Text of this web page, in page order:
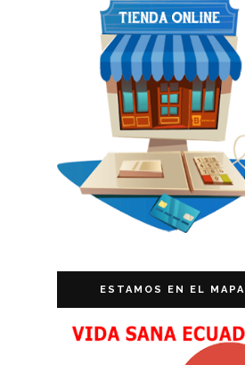
ESTAMOS EN EL MAPA